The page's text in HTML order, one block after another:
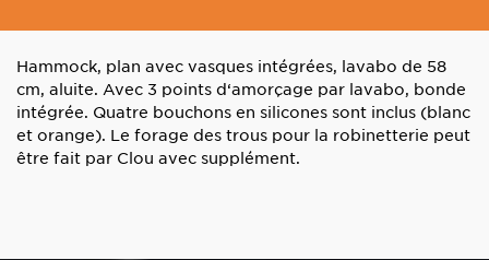
Hammock, plan avec vasques intégrées, lavabo de 58
cm, aluite. Avec 3 points d‘amorçage par lavabo, bonde
intégrée. Quatre bouchons en silicones sont inclus (blanc
et orange). Le forage des trous pour la robinetterie peut
être fait par Clou avec supplément.